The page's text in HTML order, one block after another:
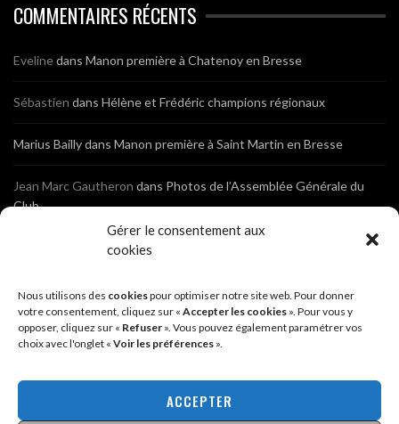
Gérer le consentement aux
cookies
Nous utilisons des cookiespour optimiser notre site web. Pour donner
votre consentement, cliquez sur « Accepter les cookies ». Pour vous y
opposer, cliquez sur « Refuser ». Vous pouvez également paramétrer vos
choix avec l'onglet « Voir les préférences ».
ACCEPTER
COMMENTAIRES RÉCENTS
Evelinedans Manon première à Chatenoy en Bresse
Sébastien dans Hélène et Frédéric champions régionaux
Marius Baillydans Manon première à Saint Martin en Bresse
Jean Marc Gautheron dans Photos de l’Assemblée Générale du
Club
Photos de l’Assemblée Générale du Club
Sébastien dans Cyclocross de Brochon (21)
Breniauxdans Cyclocross de Brochon (21)